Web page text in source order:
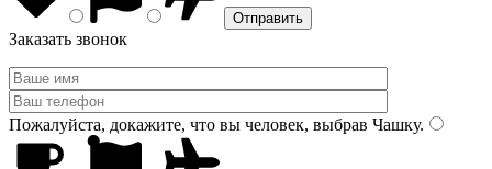
Заказать звонок
Пожалуйста, докажите, что вы человек, выбрав Чашку.